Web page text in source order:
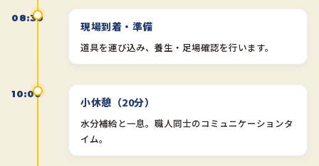
08:30
現場到着・準備
道具を運び込み、養生・足場確認を行います。
10:00
小休憩（20分）
水分補給と一息。職人同士のコミュニケーションタ
イム。